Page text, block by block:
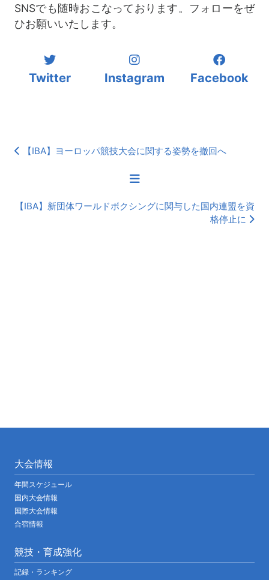
SNSでも随時おこなっております。フォローをぜ
ひお願いいたします。
Twitter Instagram Facebook
【IBA】ヨーロッパ競技大会に関する姿勢を撤回へ
【IBA】新団体ワールドボクシングに関与した国内連盟を資
格停止に
大会情報
年間スケジュール
国内大会情報
国際大会情報
合宿情報
競技・育成強化
記録・ランキング